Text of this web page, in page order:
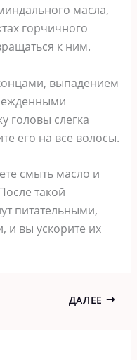
масла,
горчичного
к ним.
выпадением
головы слегка
его на все волосы.
смыть масло и
такой
питательными,
и вы ускорите их
ДАЛЕЕ